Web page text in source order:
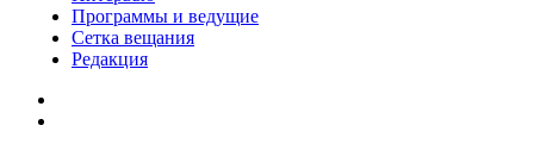
Программы и ведущие
Сетка вещания
Редакция